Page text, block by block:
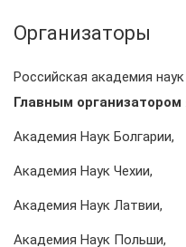
Организаторы
Российская академия наук
Главным
Академия Наук Болгарии,
Академия Наук Чехии,
Академия Наук Латвии,
Академия Наук Польши,